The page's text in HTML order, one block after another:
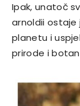
Ipak, unatoč
arnoldii ostaje
planetu i
prirode i